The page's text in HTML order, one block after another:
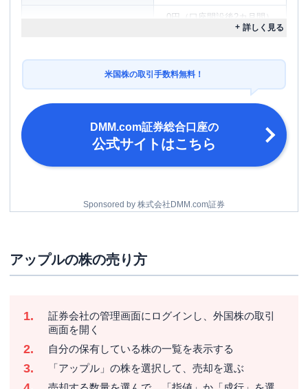
0円（口座開設後2カ月間）
約定代金の0.495％
約定代金の0.495％
※最大22米ドル
マネックス証券
※最大22米ドル
詳しく見る
米国株の取引手数料無料！
DMM.com証券総合口座の
公式サイトはこちら
Sponsored by 株式会社DMM.com証券
アップルの株の売り方
証券会社の管理画面にログインし、外国株の取引
画面を開く
自分の保有している株の一覧を表示する
「アップル」の株を選択して、売却を選ぶ